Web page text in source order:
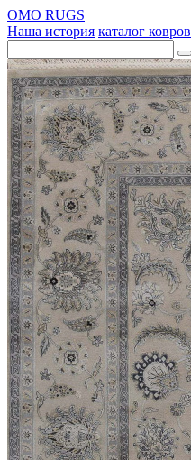
OMO RUGS
Наша история каталог ковров